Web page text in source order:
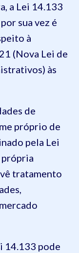
a Lei 14.133
sua vez é
à
(Nova Lei de
às
de
próprio de
pela Lei
tratamento
14.133 pode